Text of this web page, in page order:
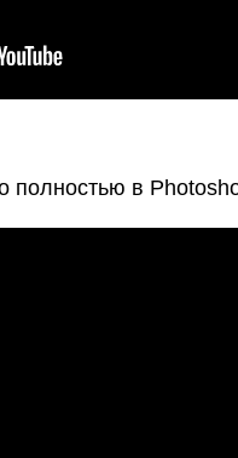
полностью в